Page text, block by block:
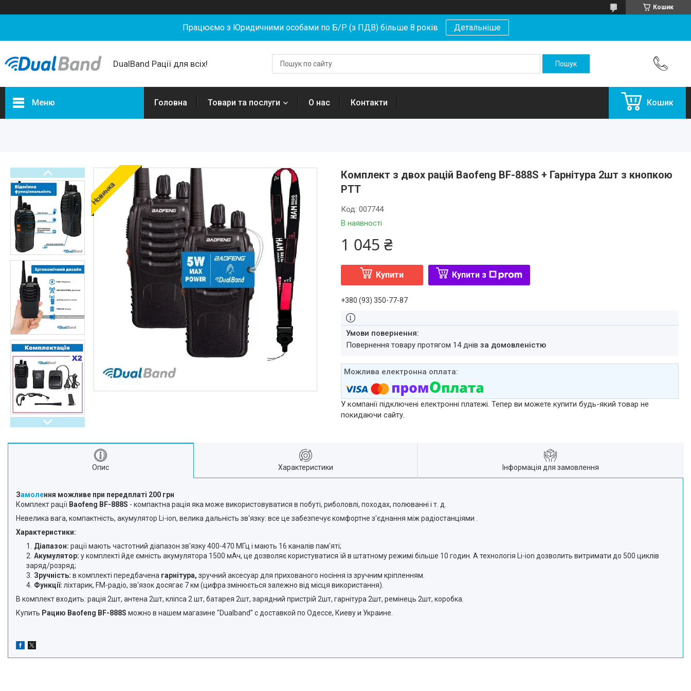
Кошик
Працюємо з Юридичними особами по Б/Р (з ПДВ) більше 8 років Детальніше
DualBand Рації для всіх!
Меню
Статті
О нас
Відгуки
Головна Товари та послуги О нас Контакти Кошик
Новинка
Комплект з двох рацій Baofeng BF-888S + Гарнітура 2шт з кнопкою
РТТ
В наявності
Код: 007744
1 045 ₴
Купити Купити з
+380 (93) 350-77-87
повернення товару протягом 14 днів за домовленістю
У компанії підключені електронні платежі. Тепер ви можете купити будь-який товар не
покидаючи сайту.
Опис Характеристики Інформація для замовлення
Замолення можливе при передплаті 200 грн
Комплект рації Baofeng BF-888S - компактна рація яка може використовуватися в побуті, риболовлі, походах, полюванні і т. д.
Невелика вага, компактність, акумулятор Li-ion, велика дальність зв'язку: все це забезпечує комфортне з'єднання між радіостанціями .
Характеристики:
Діапазон: рації мають частотний діапазон зв'язку 400-470 МГц і мають 16 каналів пам'яті;
Акумулятор: у комплекті йде ємність акумулятора 1500 мАч, це дозволяє користуватися їй в штатному режимі більше 10 годин. А технологія Li-ion дозволить витримати до 500 циклів
заряд/розряд;
Зручність: в комплекті передбачена гарнітура, зручний аксесуар для прихованого носіння із зручним кріпленням.
Функції: ліхтарик, FM-радіо, зв'язок досягає 7 км (цифра змінюється залежно від місця використання).
В комплект входить: рація 2шт, антена 2шт, кліпса 2 шт, батарея 2шт, зарядний пристрій 2шт, гарнітура 2шт, ремінець 2шт, коробка.
Купить Рацию Baofeng BF-888S можно в нашем магазине "Dualband” с доставкой по Одессе, Киеву и Украине.